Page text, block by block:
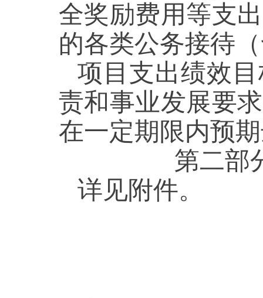
全奖励费用等支
的各类公务接待
项目支出绩效
责和事业发展要
在一定期限内预
第二
详见附件。